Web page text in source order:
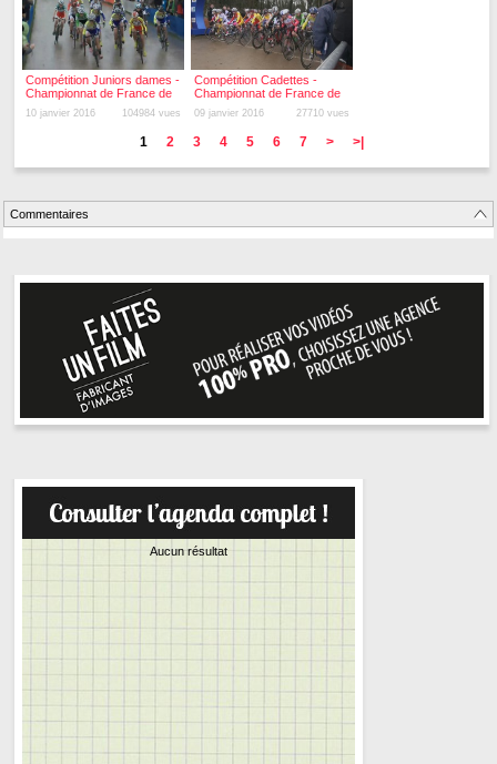
Compétition Juniors dames -
Championnat de France de
Cyclo-cross 2016
10 janvier 2016 104984 vues
Compétition Cadettes -
Championnat de France de
Cyclo-cross 2016
09 janvier 2016 27710 vues
1 2 3 4 5 6 7 > >|
Commentaires
Aucun résultat